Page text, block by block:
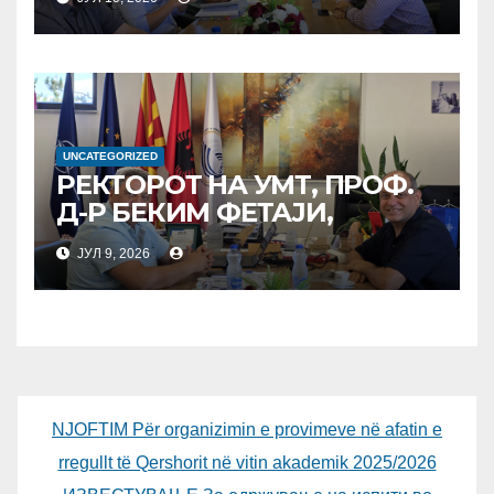
СРЕДБА ГЕНЕРАЛНИОТ
ДИРЕКТОР НА АД МЕПСО,
Д-Р БУРИМ ЛАТИФИ
UNCATEGORIZED
РЕКТОРОТ НА УМТ, ПРОФ.
Д-Р БЕКИМ ФЕТАЈИ,
ОДРЖА РАБОТНА СРЕДБА
СО ДИРЕКТОРОТ ОД
УНИВЕРЗИТЕТОТ SUBÜ ОД
ЈУЛ 9, 2026
NJOFTIM Për organizimin e provimeve në afatin e
rregullt të Qershorit në vitin akademik 2025/2026